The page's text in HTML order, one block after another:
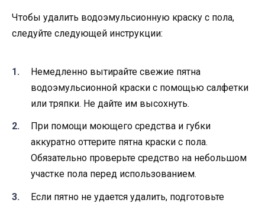
Чтобы удалить водоэмульсионную краску с пола,
следуйте следующей инструкции:
Немедленно вытирайте свежие пятна
водоэмульсионной краски с помощью салфетки
или тряпки. Не дайте им высохнуть.
При помощи моющего средства и губки
аккуратно оттерите пятна краски с пола.
Обязательно проверьте средство на небольшом
участке пола перед использованием.
Если пятно не удается удалить, подготовьте